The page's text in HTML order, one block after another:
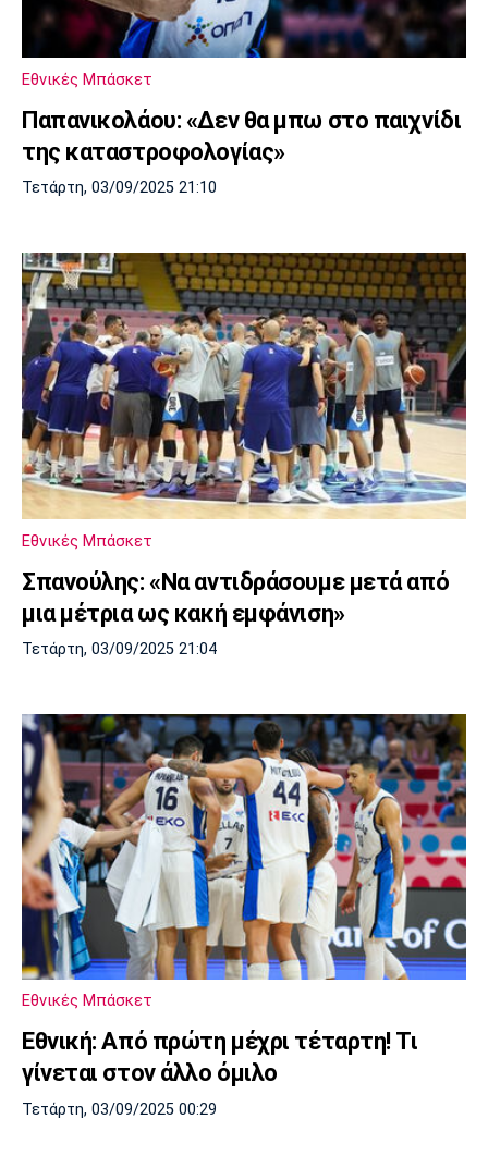
Εθνικές Μπάσκετ
Παπανικολάου: «Δεν θα μπω στο παιχνίδι
της καταστροφολογίας»
Τετάρτη, 03/09/2025 21:10
Εθνικές Μπάσκετ
Σπανούλης: «Να αντιδράσουμε μετά από
μια μέτρια ως κακή εμφάνιση»
Τετάρτη, 03/09/2025 21:04
Εθνικές Μπάσκετ
Εθνική: Από πρώτη μέχρι τέταρτη! Τι
γίνεται στον άλλο όμιλο
Τετάρτη, 03/09/2025 00:29